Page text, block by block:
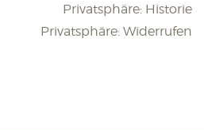
Privatsphäre: Historie
Privatsphäre: Widerrufen